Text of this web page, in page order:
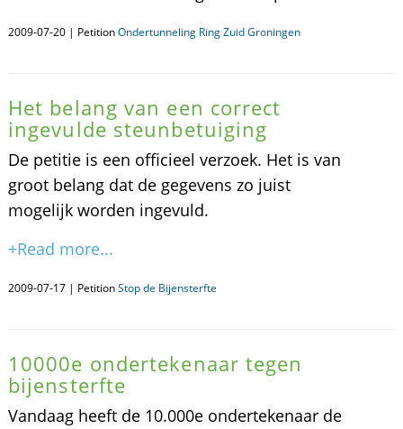
2009-07-20 | PetitionOndertunneling Ring Zuid Groningen
Het belang van een correct
ingevulde steunbetuiging
De petitie is een officieel verzoek. Het is van
groot belang dat de gegevens zo juist
mogelijk worden ingevuld.
+Read more...
2009-07-17 | PetitionStop de Bijensterfte
10000e ondertekenaar tegen
bijensterfte
Vandaag heeft de 10.000e ondertekenaar de